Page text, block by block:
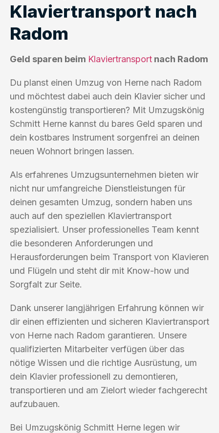
Klaviertransport nach
Radom
Geld sparen beim Klaviertransport nach Radom
Du planst einen Umzug von Herne nach Radom
und möchtest dabei auch dein Klavier sicher und
kostengünstig transportieren? Mit Umzugskönig
Schmitt Herne kannst du bares Geld sparen und
dein kostbares Instrument sorgenfrei an deinen
neuen Wohnort bringen lassen.
Als erfahrenes Umzugsunternehmen bieten wir
nicht nur umfangreiche Dienstleistungen für
deinen gesamten Umzug, sondern haben uns
auch auf den speziellen Klaviertransport
spezialisiert. Unser professionelles Team kennt
die besonderen Anforderungen und
Herausforderungen beim Transport von Klavieren
und Flügeln und steht dir mit Know-how und
Sorgfalt zur Seite.
Dank unserer langjährigen Erfahrung können wir
dir einen effizienten und sicheren Klaviertransport
von Herne nach Radom garantieren. Unsere
qualifizierten Mitarbeiter verfügen über das
nötige Wissen und die richtige Ausrüstung, um
dein Klavier professionell zu demontieren,
transportieren und am Zielort wieder fachgerecht
aufzubauen.
Bei Umzugskönig Schmitt Herne legen wir